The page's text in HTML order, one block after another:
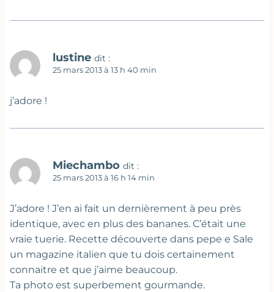
lustine dit :
25 mars 2013 à 13 h 40 min
j’adore !
Miechambo dit :
25 mars 2013 à 16 h 14 min
J’adore ! J’en ai fait un dernièrement à peu près
identique, avec en plus des bananes. C’était une
vraie tuerie. Recette découverte dans pepe e Sale
un magazine italien que tu dois certainement
connaitre et que j’aime beaucoup.
Ta photo est superbement gourmande.